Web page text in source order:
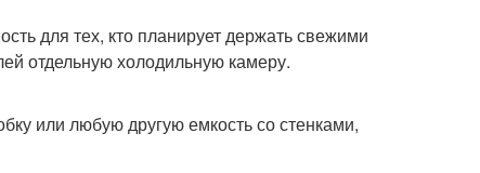
для тех, кто планирует держать свежими
отдельную холодильную камеру.
или любую другую емкость со стенками,